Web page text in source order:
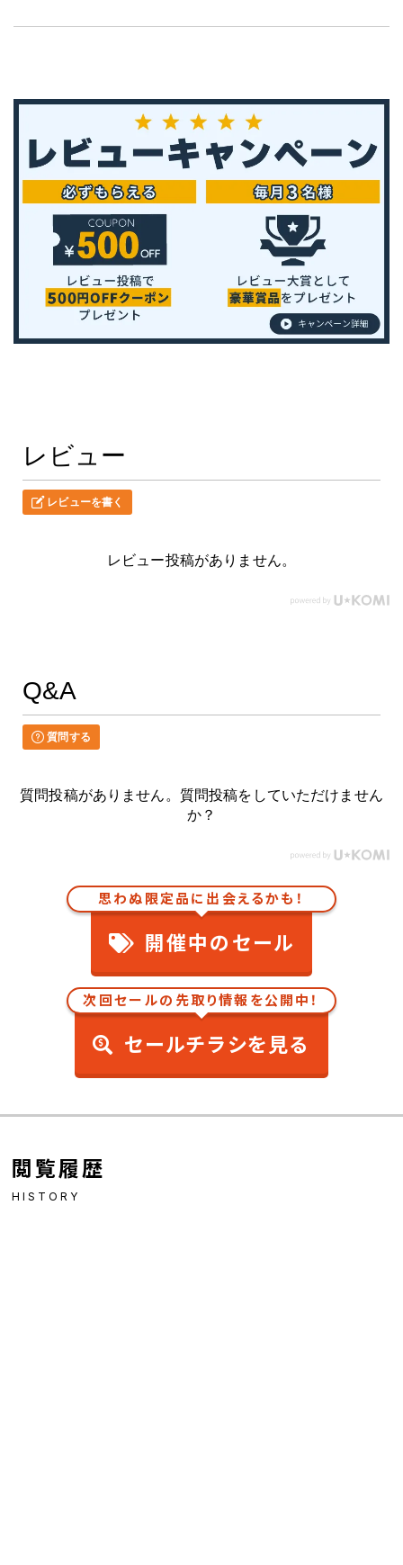
レビュー
レビューを書く
レビュー投稿がありません。
Q&A
質問する
質問投稿がありません。質問投稿をしていただけません
か？
思わぬ限定品に出会えるかも！
開催中のセール
次回セールの先取り情報を公開中！
セールチラシを見る
閲覧履歴
HISTORY